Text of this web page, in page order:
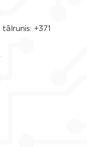
+371